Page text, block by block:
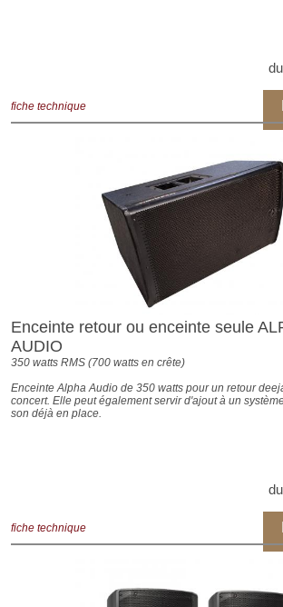
fiche technique
Enceinte retour ou enceinte seule
AUDIO
350 watts RMS (700 watts en crête)
Enceinte Alpha Audio de 350 watts pour un retour
concert. Elle peut également servir d'ajout à un
son déjà en place.
fiche technique